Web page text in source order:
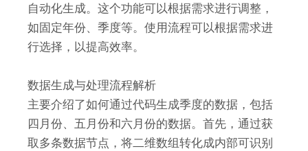
自动化生成。这个功能可以根据需求进行调整，
如固定年份、季度等。使用流程可以根据需求进
行选择，以提高效率。
数据生成与处理流程解析
主要介绍了如何通过代码生成季度的数据，包括
四月份、五月份和六月份的数据。首先，通过获
取多条数据节点，将二维数组转化成内部可识别